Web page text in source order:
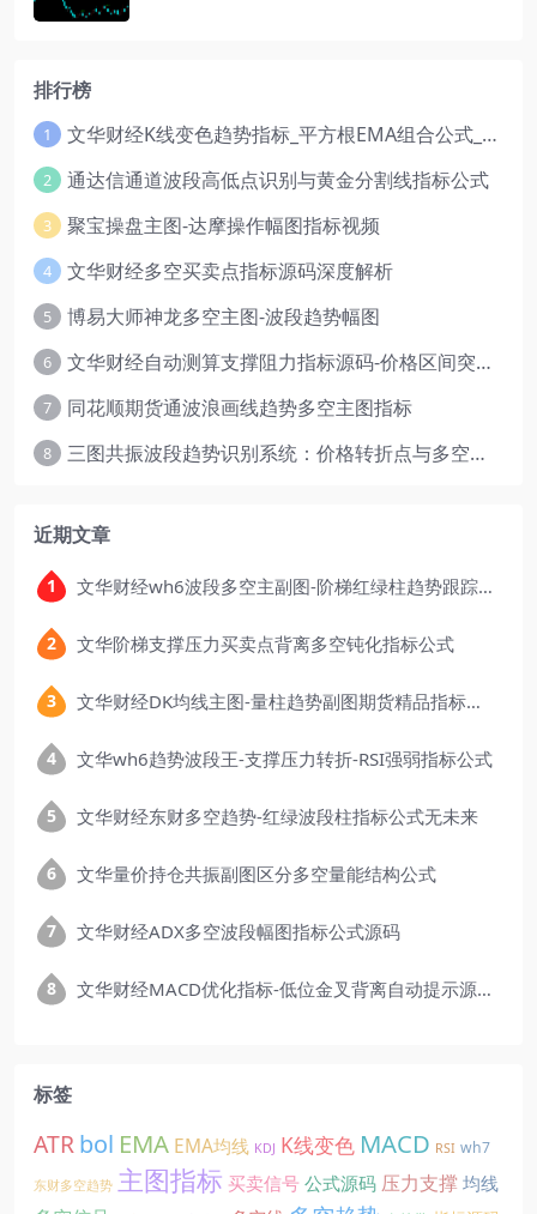
排行榜
1 文华财经K线变色趋势指标_平方根EMA组合公式_红绿波段操盘指标源码
2 通达信通道波段高低点识别与黄金分割线指标公式
3 聚宝操盘主图-达摩操作幅图指标视频
4 文华财经多空买卖点指标源码深度解析
5 博易大师神龙多空主图-波段趋势幅图
6 文华财经自动测算支撑阻力指标源码-价格区间突破多空
7 同花顺期货通波浪画线趋势多空主图指标
8 三图共振波段趋势识别系统：价格转折点与多空动能分析
近期文章
文华财经wh6波段多空主副图-阶梯红绿柱趋势跟踪指标公式
文华阶梯支撑压力买卖点背离多空钝化指标公式
文华财经DK均线主图-量柱趋势副图期货精品指标公式
文华wh6趋势波段王-支撑压力转折-RSI强弱指标公式
文华财经东财多空趋势-红绿波段柱指标公式无未来
文华量价持仓共振副图区分多空量能结构公式
文华财经ADX多空波段幅图指标公式源码
文华财经MACD优化指标-低位金叉背离自动提示源码
标签
ATRbol EMA EMA均线 KDJ K线变色 MACD RSI wh7
东财多空趋势 主图指标 买卖信号公式源码 压力支撑 均线